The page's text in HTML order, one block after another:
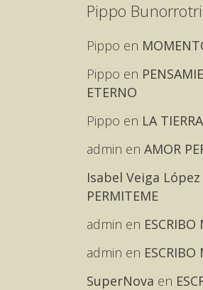
Pippo Bunorrotri
Pippo en
Pippo en
ETERNO
Pippo en LA TIERRA
admin en AMOR
Isabel Veiga López
PERMITEME
admin en ESCRIBO
admin en ESCRIBO
SuperNova en